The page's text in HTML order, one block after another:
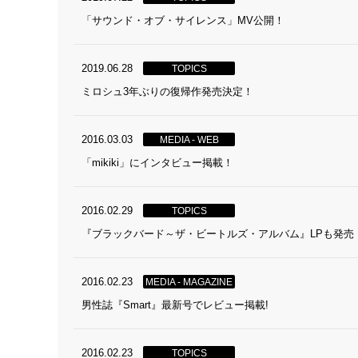
「サウンド・オブ・サイレンス」MV公開！
2019.06.28 TOPICS
ミロシュ3年ぶりの復帰作発売決定！
2016.03.03 MEDIA - WEB
「mikiki」にインタビュー掲載！
2016.02.29 TOPICS
『ブラックバード～ザ・ビートルズ・アルバム』LPも発売
2016.02.23 MEDIA - MAGAZINE
男性誌『Smart』最新号でレビュー掲載!
2016.02.23 TOPICS